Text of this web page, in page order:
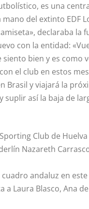
es una
del extinto EDF
declaraba la
con la entidad:
bien y es como
el club en estos
Brasil y viajará la
así la baja de
Club de
Nazareth
andaluz en
Laura Blasco, Ana